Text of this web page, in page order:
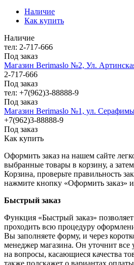
Наличие
Как купить
Наличие
тел: 2-717-666
Под заказ
Магазин Berimaslo №2, Ул.
2-717-666
Под заказ
тел: +7(962)3-88888-9
Под заказ
Магазин Berimaslo №1, ул.
+7(962)3-88888-9
Под заказ
Как купить
Оформить заказ на нашем сайте
выбранные товары в корзину, а
Корзина, проверьте правильность
нажмите кнопку «Оформить заказ»
Быстрый заказ
Функция «Быстрый заказ»
проходить всю процедуру
Вы заполняете форму, и через
менеджер магазина. Он уточнит все
на вопросы, касающиеся качества
также подскажет о вариантах